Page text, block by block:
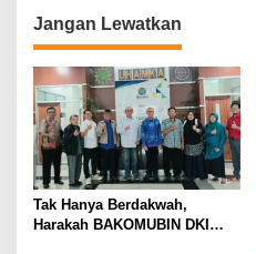
a
s
i
p
o
s
Jangan Lewatkan
Tak Hanya Berdakwah,
Harakah BAKOMUBIN DKI